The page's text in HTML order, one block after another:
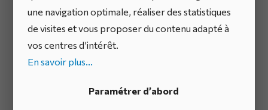
une navigation optimale, réaliser des statistiques
de visites et vous proposer du contenu adapté à
vos centres d’intérêt.
En savoir plus...
Paramétrer d’abord
En parallèle, elle externalise la maintenance et la
supervision à distance via un contrat SaaS (OPEX).